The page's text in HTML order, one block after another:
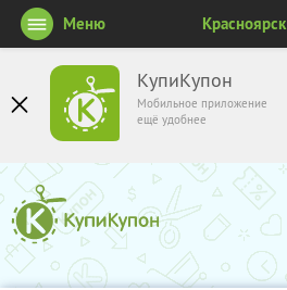
КупиКупон
Мобильное приложение
ещё удобнее
Меню Красноярск